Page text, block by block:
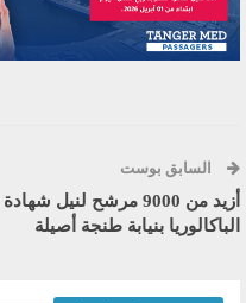
السابق بوست
أزيد من 9000 مرشح لنيل شهادة
الباكالوريا بنيابة طنجة أصيلة